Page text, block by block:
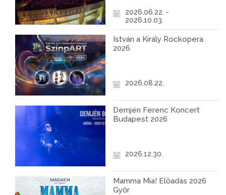
2026.06.22. -
2026.10.03.
István a Király Rockopera
2026
2026.08.22.
Demjén Ferenc Koncert
Budapest 2026
2026.12.30.
Mamma Mia! Előadás 2026
Győr